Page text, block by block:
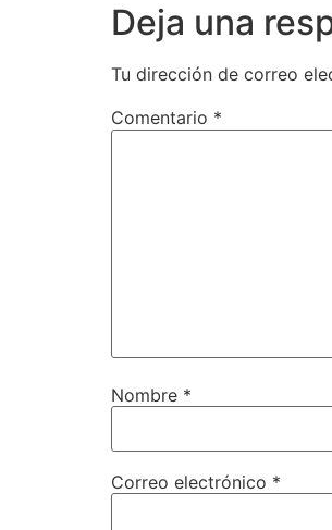
Deja una
Tu dirección de correo
Comentario *
Nombre *
Correo electrónico *